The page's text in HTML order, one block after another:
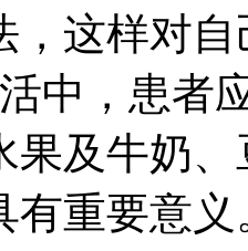
，这样对
中，患者
果及牛奶
有重要意